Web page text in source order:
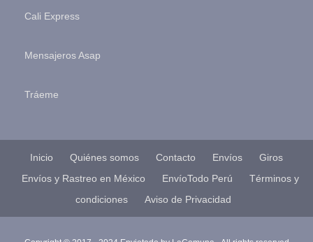
Cali Express
Mensajeros Asap
Tráeme
Inicio Quiénes somos Contacto Envíos
Giros
Envíos y Rastreo en México
EnvíoTodo Perú
Términos y
condiciones
Aviso de Privacidad